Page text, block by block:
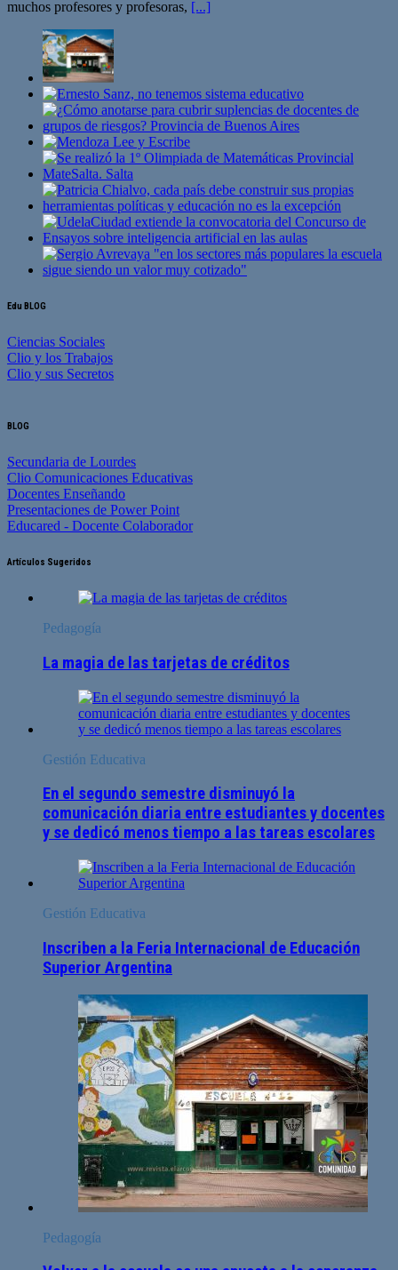
muchos profesores y profesoras, [...]
Edu BLOG
Ciencias Sociales
Clio y los Trabajos
Clio y sus Secretos
BLOG
Secundaria de Lourdes
Clio Comunicaciones Educativas
Docentes Enseñando
Presentaciones de Power Point
Educared - Docente Colaborador
Artículos Sugeridos
Pedagogía
La magia de las tarjetas de créditos
Gestión Educativa
En el segundo semestre disminuyó la
comunicación diaria entre estudiantes y docentes
y se dedicó menos tiempo a las tareas escolares
Gestión Educativa
Inscriben a la Feria Internacional de Educación
Superior Argentina
Pedagogía